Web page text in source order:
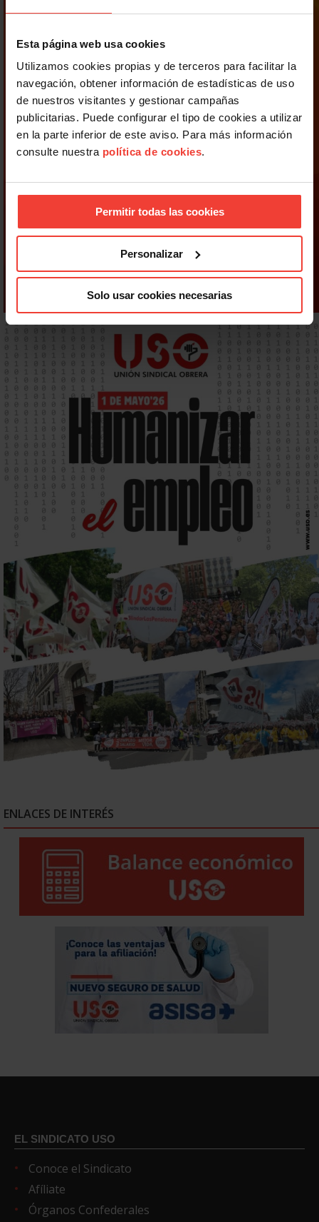
Esta página web usa cookies
Utilizamos cookies propias y de terceros para facilitar la
navegación, obtener información de estadísticas de uso
de nuestros visitantes y gestionar campañas
publicitarias. Puede configurar el tipo de cookies a utilizar
en la parte inferior de este aviso. Para más información
consulte nuestra política de cookies.
Permitir todas las cookies
Personalizar
Solo usar cookies necesarias
ENLACES DE INTERÉS
EL SINDICATO USO
Conoce el Sindicato
Afíliate
Órganos Confederales